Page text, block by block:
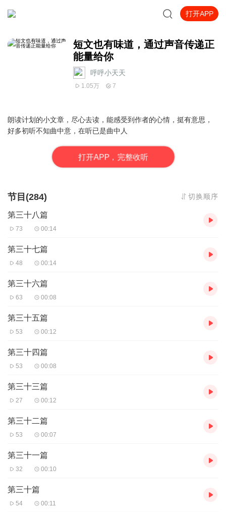
打开APP
短文也有味道，通过声音传递正
能量给你
呼呼小天天
1.05万 7
朗读计划的小文章，尽心去读，能感受到作者的心情，挺有意思，
好多初听不知曲中意，在听已是曲中人
打开APP，完整收听
节目(284) 切换顺序
第三十八篇
73 00:14
第三十七篇
48 00:14
第三十六篇
63 00:08
第三十五篇
53 00:12
第三十四篇
53 00:08
第三十三篇
27 00:12
第三十二篇
53 00:07
第三十一篇
32 00:10
第三十篇
54 00:11